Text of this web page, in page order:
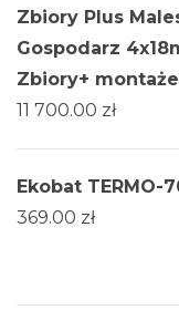
Zbiory Plus
Gospodarz
Zbiory+
11 700.00 zł
Ekobat TERMO-
369.00 zł